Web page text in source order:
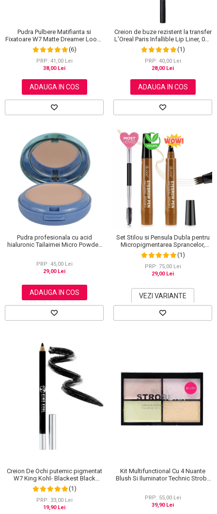
Pudra Pulbere Matifianta si
Fixatoare W7 Matte Dreamer Loose
Powder - Classy Cameo, 20g
(6)
PRP: 41,00 Lei
38,00 Lei
ADAUGA IN COS
Creion de buze rezistent la transfer
L'Oreal Paris Infallible Lip Liner, 001
Highlight On Point
(1)
PRP: 40,00 Lei
28,00 Lei
ADAUGA IN COS
Pudra profesionala cu acid
hialuronic Tailaimei Micro Powder,
PRP: 45,00 Lei
29,00 Lei
ADAUGA IN COS
Set Stilou si Pensula Dubla pentru
Micropigmentarea Sprancelor,
Efect Natural de Microblading,
Aspect de Sprancene Pline
(1)
PRP: 75,00 Lei
29,00 Lei
VEZI VARIANTE
Creion De Ochi puternic pigmentat
W7 King Kohl- Blackest Black
(Negru) (1)
PRP: 33,00 Lei
19,90 Lei
Kit Multifunctional Cu 4 Nuante
Blush Si Iluminator Technic Strobe
PRP: 55,00 Lei
39,90 Lei